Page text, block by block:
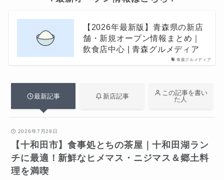
青森グルメディア
【2026年最新版】青森県の新店
舗・新規オープン情報まとめ｜
飲食店中心 | 青森グルメディア
最新記事 新店記事
この記事を書い
た人
2026年7月28日
【十和田市】食事処とちの茶屋｜十和田湖ラン
チに最適！新鮮なヒメマス・ニジマス＆郷土料
理を満喫